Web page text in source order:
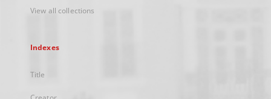
View all collections
Indexes
Title